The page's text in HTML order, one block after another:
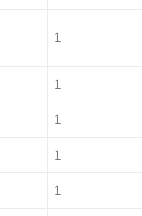
1
1
1
1
1